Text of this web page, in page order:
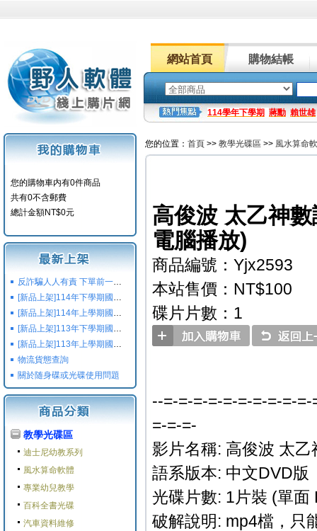
網站首頁 購物結帳
114學年下學期 蔣勳 賴世雄
您的購物車内有0件商品
共有0不含郵費
總計金額NT$0元
反詐騙人人有責 下單前一定要注意
[新品上架]114年下學期國小國中高中命題光碟,校用卷,習作
[新品上架]114年上學期國小國中高中命題光碟,校用卷,習作
[新品上架]113年下學期國小國中高中命題光碟,校用卷,習作
[新品上架]113年上學期國小國中高中命題光碟,校用卷,習作
物流貨態查詢
關於随身碟或光碟使用問題
教學光碟區
迪士尼幼教系列
風水算命軟體
專業幼兒教學
百科全書光碟
汽車資料維修
您的位置： 首頁 >> 教學光碟區 >> 風水算命
高俊波 太乙神
電腦播放)
商品編號：Yjx2593
本站售價：NT$100
碟片片數：1
--=-=-=-=-=-=-=-=-=-
=-=-=-
影片名稱: 高俊波 太
語系版本: 中文DVD版
光碟片數: 1片裝 (單面
破解說明: mp4檔，只